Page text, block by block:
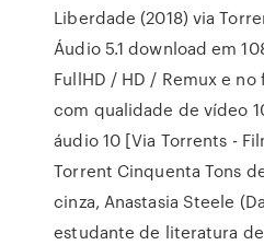
Liberdade (2018) via
Áudio 5.1 download em
FullHD / HD / Remux e no
com qualidade de vídeo
áudio 10 [Via Torrents -
Torrent Cinquenta Tons
cinza, Anastasia Steele
estudante de literatura de